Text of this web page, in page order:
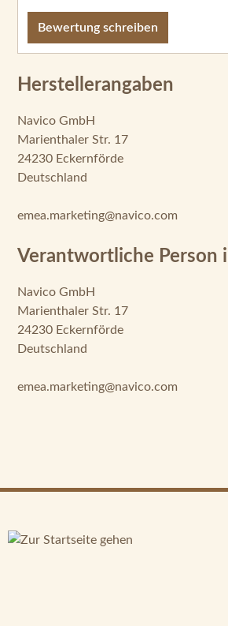
Bewertung schreiben
Herstellerangaben
Navico GmbH
Marienthaler Str. 17
24230 Eckernförde
Deutschland
emea.marketing@navico.com
Verantwortliche Person
Navico GmbH
Marienthaler Str. 17
24230 Eckernförde
Deutschland
emea.marketing@navico.com